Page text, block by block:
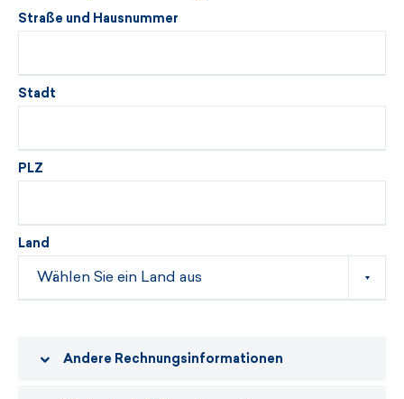
Straße und Hausnummer
Stadt
PLZ
Land
Andere Rechnungsinformationen